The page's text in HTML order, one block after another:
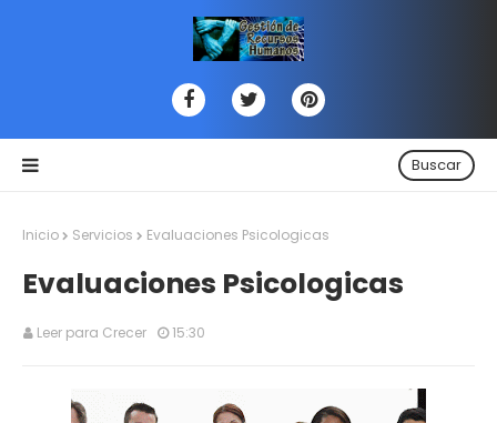
Buscar
Inicio Servicios Evaluaciones Psicologicas
Evaluaciones Psicologicas
Leer para Crecer 15:30